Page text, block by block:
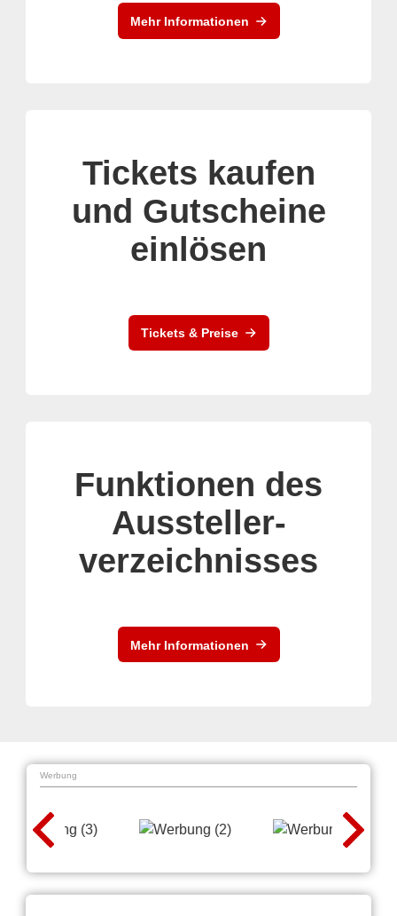
Mehr Informationen
Tickets kaufen
und Gutscheine
einlösen
Tickets & Preise
Funktionen des
Aussteller-
verzeichnisses
Mehr Informationen
Werbung